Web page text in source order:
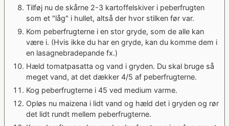
Tilføj nu de skårne 2-3 kartoffelskiver i peberfrugten
som et "låg" i hullet, altså der hvor stilken før var.
Kom peberfrugterne i en stor gryde, som de alle kan
være i. (Hvis ikke du har en gryde, kan du komme dem i
en lasagnebradepande fx.)
Hæld tomatpasatta og vand i gryden. Du skal bruge så
meget vand, at det dækker 4/5 af peberfrugterne.
Kog peberfrugterne i 45 ved medium varme.
Opløs nu maizena i lidt vand og hæld det i gryden og rør
det lidt rundt mellem peberfrugterne.